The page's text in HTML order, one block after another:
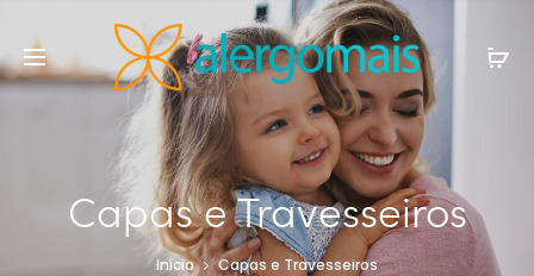
Capas e Travesseiros
Início Capas e Travesseiros